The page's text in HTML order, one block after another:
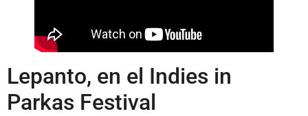
Lepanto, en el Indies in
Parkas Festival